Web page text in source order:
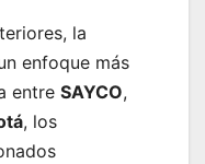
la
enfoque más
entre SAYCO,
, los